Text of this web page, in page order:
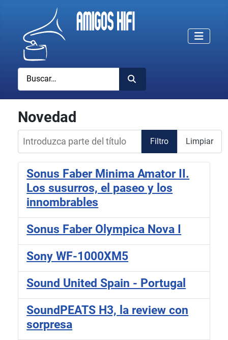
Buscar
Novedad
Introduzca parte del título
Filtro Limpiar
Sonus Faber Minima Amator II.
Los susurros, el paseo y los
innombrables
Sonus Faber Olympica Nova I
Sony WF-1000XM5
Sound United Spain - Portugal
SoundPEATS H3, la review con
sorpresa